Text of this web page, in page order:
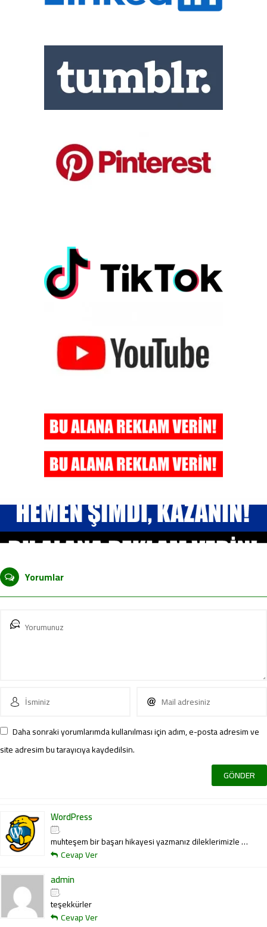
Yorumlar
Daha sonraki yorumlarımda kullanılması için adım, e-posta adresim ve
site adresim bu tarayıcıya kaydedilsin.
WordPress
,
muhteşem bir başarı hikayesi yazmanız dileklerimizle …
Cevap Ver
admin
,
teşekkürler
Cevap Ver